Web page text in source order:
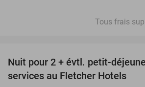
Tous frais
Nuit pour 2 + évtl. petit-
services au Fletcher Hotels